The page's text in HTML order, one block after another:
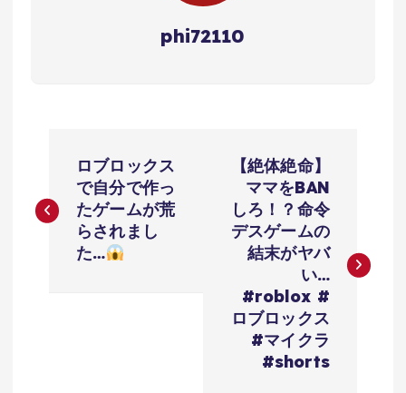
phi72110
稿
ナ
ロブロックス
で自分で作っ
たゲームが荒
らされまし
た…
【絶体絶命】
ママをBAN
しろ！？命令
デスゲームの
結末がヤバ
い…
#roblox #
ロブロックス
#マイクラ
#shorts